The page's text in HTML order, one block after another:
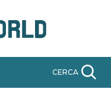
CERCA